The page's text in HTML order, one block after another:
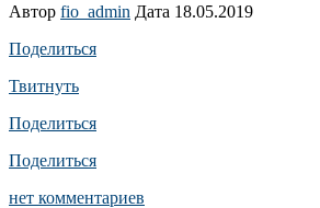
Автор fio_admin Дата 18.05.2019
Поделиться
Твитнуть
Поделиться
Поделиться
нет комментариев